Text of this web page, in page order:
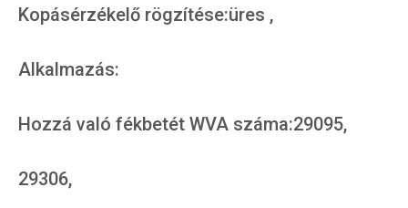
Kopásérzékelő rögzítése:üres ,
Alkalmazás:
Hozzá való fékbetét WVA száma:29095,
29306,